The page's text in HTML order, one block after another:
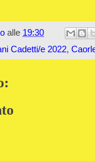
alle 19:30
Cadetti/e 2022,